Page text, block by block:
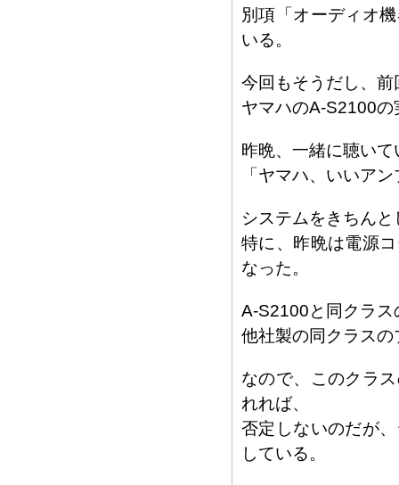
別項「オーディオ
いる。
今回もそうだし、
ヤマハのA-S2100
昨晩、一緒に聴い
「ヤマハ、いいア
システムをきちん
特に、昨晩は電源
なった。
A-S2100と同クラス
他社製の同クラス
なので、このクラ
れれば、
否定しないのだが
している。